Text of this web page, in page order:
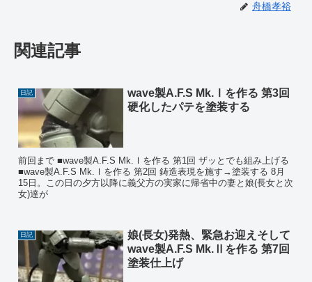
舟橋孝裕
関連記事
日記
wave製A.F.S Mk.Ⅰを作る 第3回
硬化したパテを塗装する
前回まで ■wave製A.F.S Mk.Ⅰを作る 第1回 ザッとでも組み上げる
■wave製A.F.S Mk.Ⅰを作る 第2回 鋳造表現を施す→塗装する 8月
15日。この日の夕方以降に義父方の実家に帰省中の妻と娘(長女と次
女)達が
日記
娘(長女)発熱、緊急お迎えそして
wave製A.F.S Mk.Ⅱを作る 第7回
塗装仕上げ